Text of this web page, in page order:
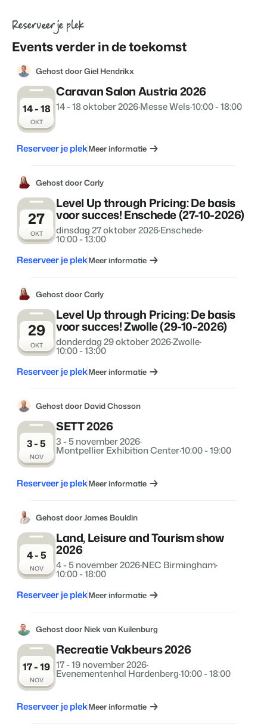
Reserveer je plek
Events verder in de toekomst
Gehost door Giel Hendrikx
14 - 18
OKT
Caravan Salon Austria 2026
14 - 18 oktober 2026·Messe Wels·10:00 - 18:00
Reserveer je plekMeer informatie
Gehost door Carly
27
OKT
Level Up through Pricing: De basis
voor succes! Enschede (27-10-2026)
dinsdag 27 oktober 2026·Enschede·
10:00 - 13:00
Reserveer je plekMeer informatie
Gehost door Carly
29
OKT
Level Up through Pricing: De basis
voor succes! Zwolle (29-10-2026)
donderdag 29 oktober 2026·Zwolle·
10:00 - 13:00
Reserveer je plekMeer informatie
Gehost door David Chosson
3 - 5
NOV
SETT 2026
3 - 5 november 2026·
Montpellier Exhibition Center·10:00 - 19:00
Reserveer je plekMeer informatie
Gehost door James Bouldin
4 - 5
NOV
Land, Leisure and Tourism show
2026
4 - 5 november 2026·NEC Birmingham·
10:00 - 18:00
Reserveer je plekMeer informatie
Gehost door Niek van Kuilenburg
17 - 19
NOV
Recreatie Vakbeurs 2026
17 - 19 november 2026·
Evenementenhal Hardenberg·10:00 - 18:00
Reserveer je plekMeer informatie